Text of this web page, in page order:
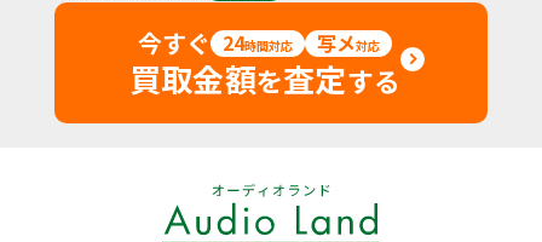
今すぐ 24時間対応 写メ対応
買取金額を査定する